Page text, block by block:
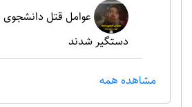
عوامل قتل دانشجوی
دستگیر شدند
مشاهده همه